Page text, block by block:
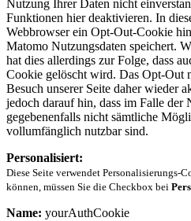
Nutzung Ihrer Daten nicht
Funktionen hier deaktivieren. In
Webbrowser ein Opt-Out-Cookie
Matomo Nutzungsdaten speichert.
hat dies allerdings zur Folge, dass
Cookie gelöscht wird. Das Opt-Out
Besuch unserer Seite daher wieder
jedoch darauf hin, dass im Falle
gegebenenfalls nicht sämtliche
vollumfänglich nutzbar sind.
Personalisiert:
Diese Seite verwendet Personalisierungs-
können, müssen Sie die Checkbox bei
Name: yourAuthCookie